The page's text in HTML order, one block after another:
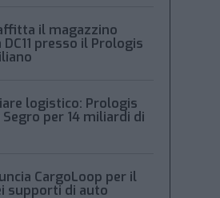
affitta il magazzino
DC11 presso il Prologis
logistico: Prologis
Segro per 14 miliardi di
CargoLoop per il
supporti di auto